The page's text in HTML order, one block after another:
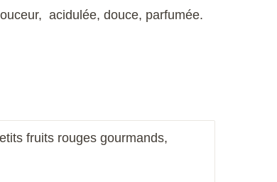
acidulée, douce, parfumée.
fruits rouges gourmands,